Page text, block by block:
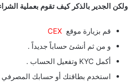
ولكن الجدير بالذكر كيف تقوم بعملية
قم بزيارة موقع CEX
و من ثم أنشئ حساباً جديداً .
أكمل KYC وتفعيل الحساب .
استخدم بطاقتك أو حسابك